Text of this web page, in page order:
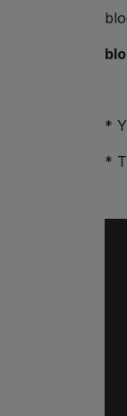
*
*